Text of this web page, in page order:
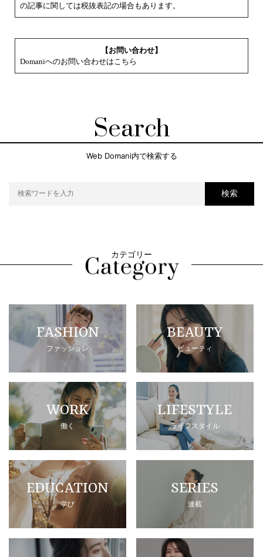
の記事に関しては税抜表記の場合もあります。
【お問い合わせ】
Domaniへのお問い合わせはこちら
Search
Web Domani内で検索する
検索
カテゴリー
FASHION
ファッション
BEAUTY
ビューティ
WORK
働く
LIFESTYLE
ライフスタイル
EDUCATION
学び
SERIES
連載